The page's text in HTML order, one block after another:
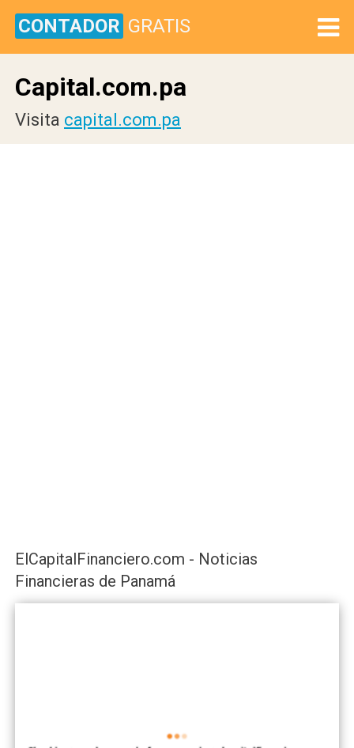
CONTADOR GRATIS
Capital.com.pa
Visita capital.com.pa
ElCapitalFinanciero.com - Noticias
Financieras de Panamá